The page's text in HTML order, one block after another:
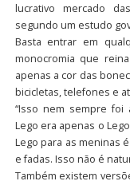
lucrativo mercado
segundo um estudo
Basta entrar em
monocromia que
apenas a cor das
bicicletas, telefones e
“Isso nem sempre foi
Lego era apenas o
Lego para as meninas
e fadas. Isso não é
Também existem